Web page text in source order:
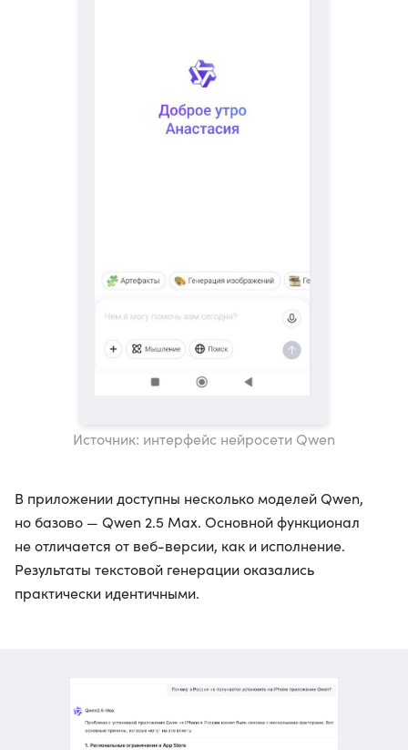
Источник: интерфейс нейросети Qwen
В приложении доступны несколько моделей Qwen,
но базово — Qwen 2.5 Max. Основной функционал
не отличается от веб-версии, как и исполнение.
Результаты текстовой генерации оказались
практически идентичными.